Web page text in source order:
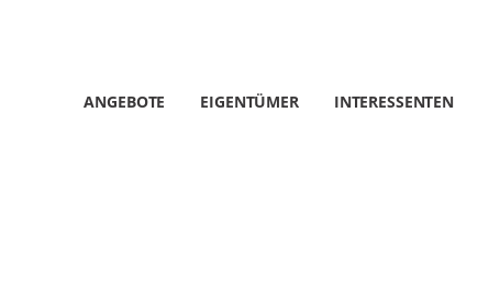
ANGEBOTE EIGENTÜMER INTERESSENTEN